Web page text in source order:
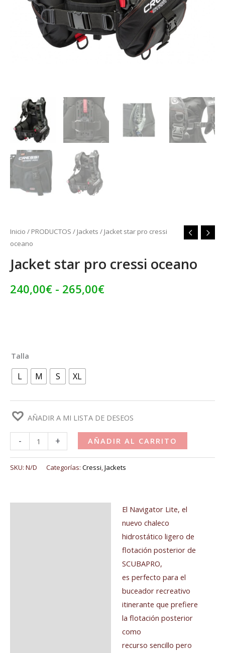
Inicio / PRODUCTOS / Jackets / Jacket star pro cressi
oceano
Jacket star pro cressi oceano
240,00€ - 265,00€
Talla
L M S XL
AÑADIR A MI LISTA DE DESEOS
- + AÑADIR AL CARRITO
SKU: N/D Categorías: Cressi,Jackets
El Navigator Lite, el
nuevo chaleco
hidrostático ligero de
flotación posterior de
SCUBAPRO,
es perfecto para el
buceador recreativo
itinerante que prefiere
la flotación posterior
como
recurso sencillo pero